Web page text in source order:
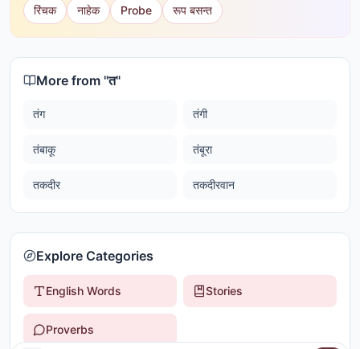
रिंचक नाहेक Probe रूप बसन्त
More from "त"
तंग तंगी
तंबाकू तंबूरा
तकदीर तकदीरवान
Explore Categories
English Words Stories
Proverbs